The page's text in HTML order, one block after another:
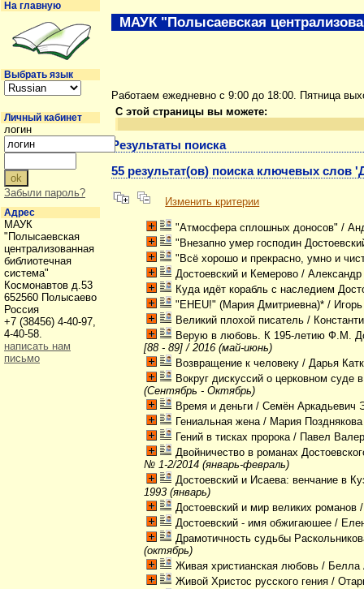
Работаем ежедневно с 9:00 до 18:00. Пятница
С этой страницы вы можете:
Результаты поиска
55 результат(ов) поиска ключевых слов
Изменить критерии
"Атмосфера сплошных доносов" /
"Внезапно умер господин
"Всё хорошо и прекрасно, умно и
Достоевский и Кемерово /
Куда идёт корабль с наследием
"EHEU!" (Мария Дмитриевна)* /
Великий плохой писатель /
Верую в любовь. К 195-летию Ф.М.
[88 - 89] / 2016 (май-июнь)
Возвращение к человеку / Дарья
Вокруг дискуссий о церковном суде
(Сентябрь - Октябрь)
Время и деньги / Семён Аркадьевич
Гениальная жена/ Мария
Гений в тисках пророка/ Павел
Двойничество в романах
№ 1-2/2014 (январь-февраль)
Достоевский и Исаева: венчание в
1993 (январь)
Достоевский и мир великих романов
Достоевский - имя обжигаюшее /
Драмотичность судьбы
(октябрь)
Живая христианская любовь / Белла
Живой Христос русского гения /
МАУК "Полысаевская
На главную
Выбрать язык
Личный кабинет
логин
Забыли пароль?
Адрес
МАУК
"Полысаевская
централизованная
библиотечная
система"
Космонавтов д.53
652560 Полысаево
Россия
+7 (38456) 4-40-97,
4-40-58.
написать нам
письмо